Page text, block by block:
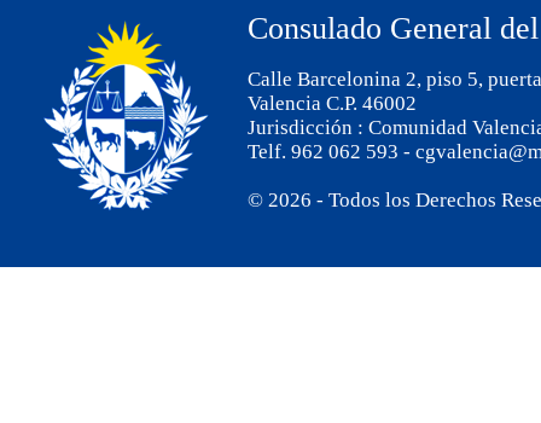
aprendizaje y de profundo compromiso con las
uruguayas y uruguayos que residen en el mundo. A lo
largo de este camino, he reafirmado que la distancia no
debilita, sino que fortalece el vínculo con la tierra que
nos identifica y nos une.
Sabemos que estas fechas tienen un significado
especial, particularmente para quienes se encuentran
lejos. Por ello, deseo expresarles el reconocimiento y el
agradecimiento del Estado uruguayo por el permanente
Consulado General
Calle Barcelonina 2, piso 5,
Valencia C.P. 46002
Jurisdicción : Comunidad
Telf. 962 062 593 -
© 2026 - Todos los Derechos